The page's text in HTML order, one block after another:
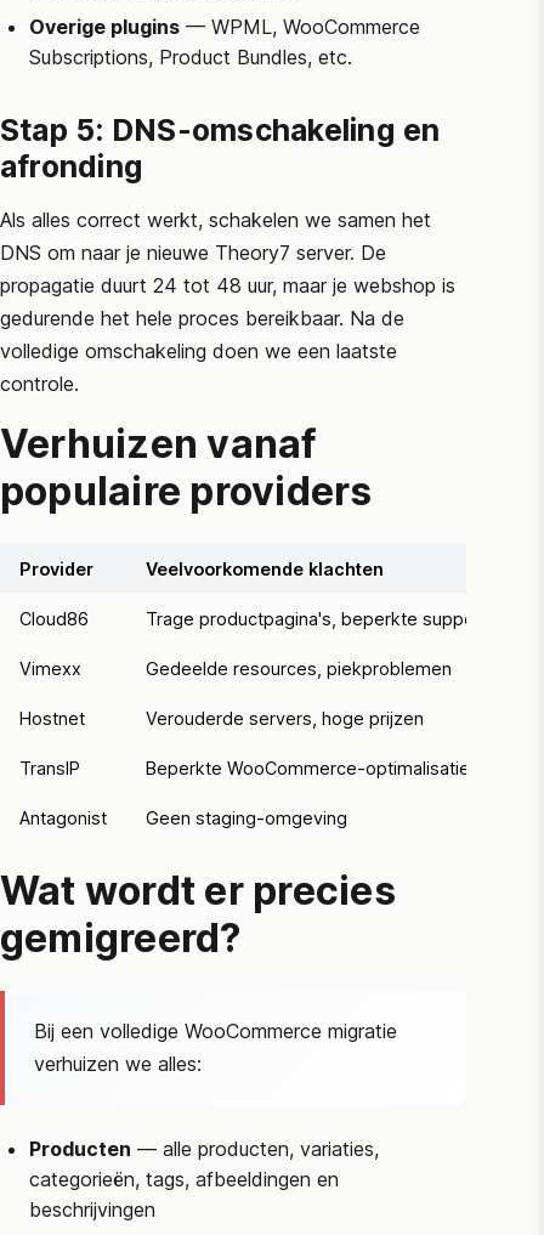
Overige plugins — WPML, WooCommerce
Subscriptions, Product Bundles, etc.
Stap 5: DNS-omschakeling en
afronding
Als alles correct werkt, schakelen we samen het
DNS om naar je nieuwe Theory7 server. De
propagatie duurt 24 tot 48 uur, maar je webshop is
gedurende het hele proces bereikbaar. Na de
volledige omschakeling doen we een laatste
controle.
Verhuizen vanaf
populaire providers
Provider Veelvoorkomende klachten
Cloud86 Trage productpagina's, beperkte support
Vimexx Gedeelde resources, piekproblemen
Hostnet Verouderde servers, hoge prijzen
TransIP Beperkte WooCommerce-optimalisatie
Antagonist Geen staging-omgeving
Wat wordt er precies
gemigreerd?
Bij een volledige WooCommerce migratie
verhuizen we alles:
Producten — alle producten, variaties,
categorieën, tags, afbeeldingen en
beschrijvingen